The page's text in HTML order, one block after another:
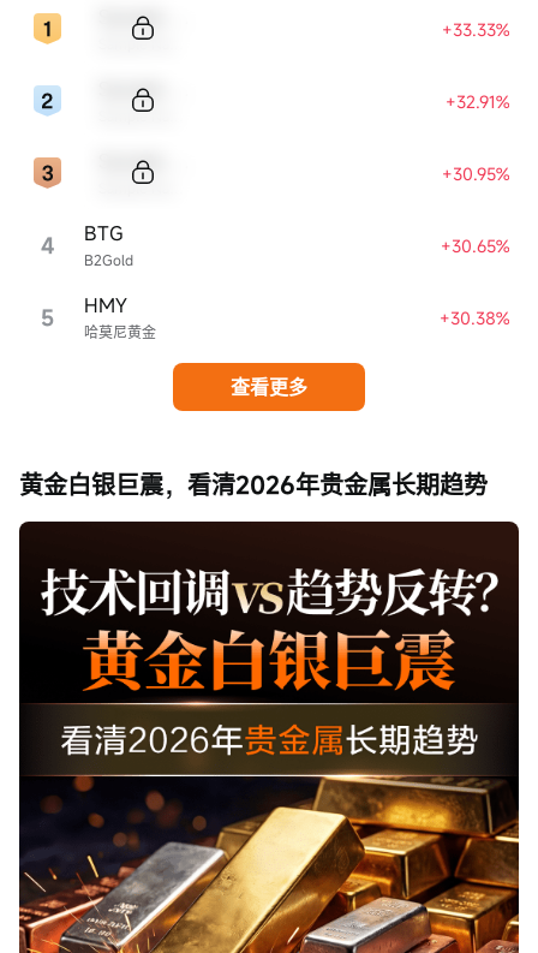
+33.33%
+32.91%
+30.95%
4 B2Gold
BTG +30.65%
5 哈莫尼黄金
HMY +30.38%
查看更多
黄金白银巨震，看清2026年贵金属长期趋势